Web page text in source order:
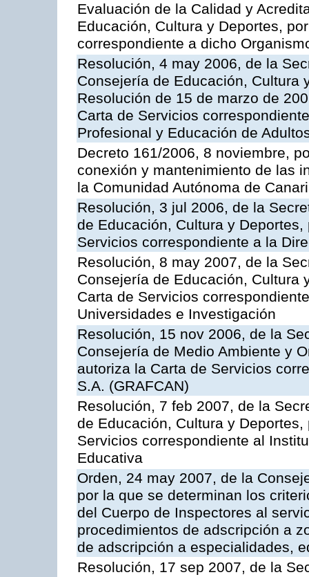
Evaluación de la Calidad y
Educación, Cultura y Deportes,
correspondiente a dicho
Resolución, 4 may 2006, de la
Consejería de Educación, Cultura
Resolución de 15 de marzo de
Carta de Servicios
Profesional y Educación de
Decreto 161/2006, 8 noviembre,
conexión y mantenimiento de las
la Comunidad Autónoma de
Resolución, 3 jul 2006, de la
de Educación, Cultura y
Servicios correspondiente a la
Resolución, 8 may 2007, de la
Consejería de Educación, Cultura
Carta de Servicios
Universidades e Investigación
Resolución, 15 nov 2006, de la
Consejería de Medio Ambiente y
autoriza la Carta de Servicios
S.A. (GRAFCAN)
Resolución, 7 feb 2007, de la
de Educación, Cultura y
Servicios correspondiente al
Educativa
Orden, 24 may 2007, de la
por la que se determinan los
del Cuerpo de Inspectores al
procedimientos de adscripción a
de adscripción a especialidades,
Resolución, 17 sep 2007, de la